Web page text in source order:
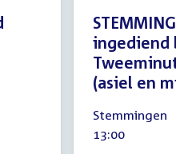
ingediend
(asiel en
juni
2026
Stemmingen
Tijd
13:00